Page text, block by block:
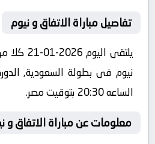
تفاصيل مباراة الاتفاق و نيوم
يلتقى
نيوم فى بطولة السعودية,
الساعه 20:30 بتوقيت مصر.
معلومات عن مباراة الاتفاق و نيوم 2026-